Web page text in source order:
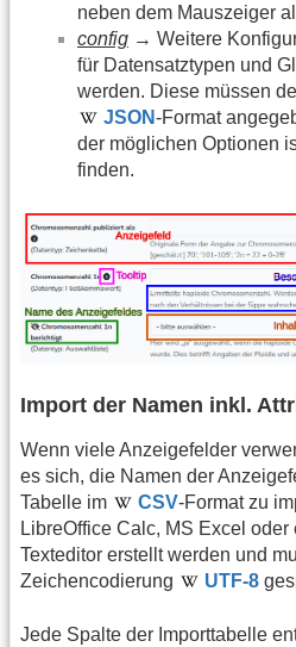
neben dem Mauszeiger
config → Weitere
für Datensatztypen und
werden. Diese müssen
JSON-Format
der möglichen Optionen
finden.
Import der Namen inkl.
Wenn viele Anzeigefelder
es sich, die Namen der
Tabelle im
CSV-Format zu
LibreOffice Calc, MS Excel
Texteditor erstellt werden und
Zeichencodierung
UTF-8
Jede Spalte der Importtabelle